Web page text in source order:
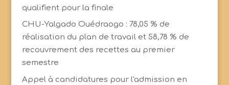
qualifient pour la finale
CHU-Yalgado Ouédraogo : 78,05 % de
réalisation du plan de travail et 58,78 % de
recouvrement des recettes au premier
semestre
Appel à candidatures pour l'admission en